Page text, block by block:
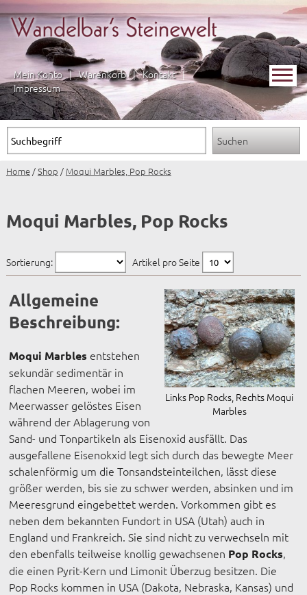
Mein Konto | Warenkorb | Kontakt |
Impressum
Home/Shop / Moqui Marbles, Pop Rocks
Moqui Marbles, Pop Rocks
Sortierung: Artikel pro Seite
Links Pop Rocks, Rechts Moqui
Marbles
Allgemeine
Beschreibung:
Moqui Marbles entstehen
sekundär sedimentär in
flachen Meeren, wobei im
Meerwasser gelöstes Eisen
während der Ablagerung von
Sand- und Tonpartikeln als Eisenoxid ausfällt. Das
ausgefallene Eisenokxid legt sich durch das bewegte Meer
schalenförmig um die Tonsandsteinteilchen, lässt diese
größer werden, bis sie zu schwer werden, absinken und im
Meeresgrund eingebettet werden. Vorkommen gibt es
neben dem bekannten Fundort in USA (Utah) auch in
England und Frankreich. Sie sind nicht zu verwechseln mit
den ebenfalls teilweise knollig gewachsenen Pop Rocks,
die einen Pyrit-Kern und Limonit Überzug besitzen. Die
Pop Rocks kommen in USA (Dakota, Nebraska, Kansas) und